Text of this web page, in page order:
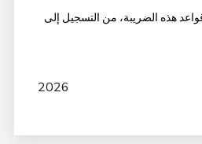
هذه الضريبة، من التسجيل إلى
2026